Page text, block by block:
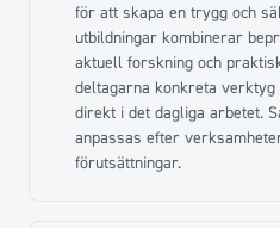
för att skapa en trygg och
utbildningar kombinerar
aktuell forskning och
deltagarna konkreta verktyg
direkt i det dagliga arbetet.
anpassas efter
förutsättningar.